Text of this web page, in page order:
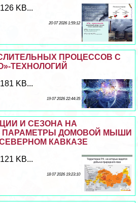
KB...
20 07 2026 1:59:12
ПРОЦЕССОВ С
ТЕХНОЛОГИЙ
KB...
19 07 2026 22:44:35
И СЕЗОНА НА
ПАРАМЕТРЫ ДОМОВОЙ МЫШИ
СЕВЕРНОМ КАВКАЗЕ
KB...
18 07 2026 19:23:10